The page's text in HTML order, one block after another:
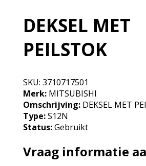
DEKSEL MET
PEILSTOK
SKU: 3710717501
Merk:MITSUBISHI
Omschrijving:DEKSEL MET
Type:S12N
Status:Gebruikt
Vraag informatie